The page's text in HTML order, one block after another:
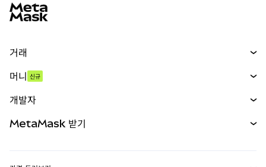
거래
무기한 선물
실물자산
머니 신규
개발자
MetaMask 받기